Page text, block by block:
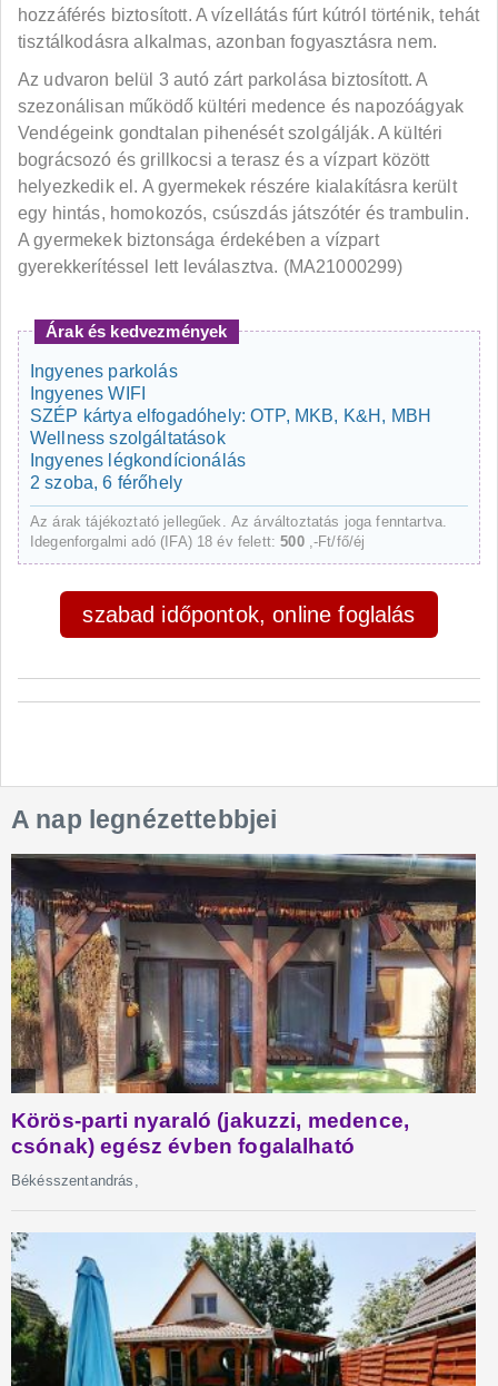
hozzáférés biztosított. A vízellátás fúrt kútról történik, tehát
tisztálkodásra alkalmas, azonban fogyasztásra nem.
Az udvaron belül 3 autó zárt parkolása biztosított. A
szezonálisan működő kültéri medence és napozóágyak
Vendégeink gondtalan pihenését szolgálják. A kültéri
bográcsozó és grillkocsi a terasz és a vízpart között
helyezkedik el. A gyermekek részére kialakításra került
egy hintás, homokozós, csúszdás játszótér és trambulin.
A gyermekek biztonsága érdekében a vízpart
gyerekkerítéssel lett leválasztva. (MA21000299)
Árak és kedvezmények
Ingyenes parkolás
Ingyenes WIFI
SZÉP kártya elfogadóhely: OTP, MKB, K&H, MBH
Wellness szolgáltatások
Ingyenes légkondícionálás
2 szoba, 6 férőhely
Az árak tájékoztató jellegűek. Az árváltoztatás joga fenntartva.
Idegenforgalmi adó (IFA) 18 év felett:500 ,-Ft/fő/éj
szabad időpontok, online foglalás
A nap legnézettebbjei